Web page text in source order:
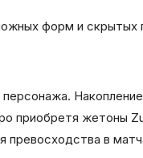
форм и скрытых
приобретя жетоны
в